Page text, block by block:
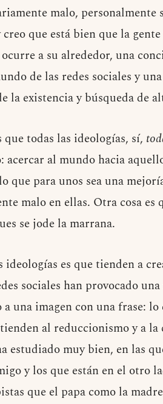
malo,
que está bien que la
a su alrededor, una
de las redes sociales y
la existencia y búsqueda de
que todas las ideologías, sí,
al mundo hacia
que para unos sea una
malo en ellas. Otra cosa
se jode la marrana.
ideologías es que tienden a
sociales han provocado
a una imagen con una frase:
al reduccionismo y a la
estudiado muy bien, en las
y los que están en el otro
que el papa como la